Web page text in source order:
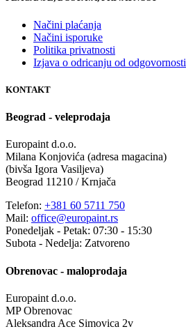
Načini plaćanja
Načini isporuke
Politika privatnosti
Izjava o odricanju od odgovornosti
KONTAKT
Beograd - veleprodaja
Europaint d.o.o.
Milana Konjovića (adresa magacina)
(bivša Igora Vasiljeva)
Beograd 11210 / Krnjača
Telefon: +381 60 5711 750
Mail: office@europaint.rs
Ponedeljak - Petak: 07:30 - 15:30
Subota - Nedelja: Zatvoreno
Obrenovac - maloprodaja
Europaint d.o.o.
MP Obrenovac
Aleksandra Ace Simovica 2v